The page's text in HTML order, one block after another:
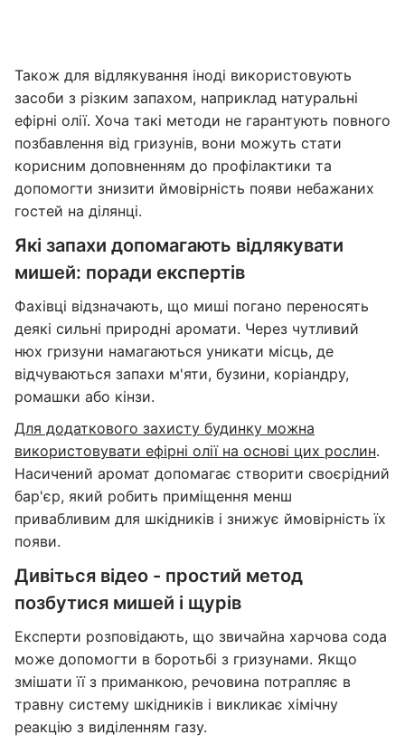
Також для відлякування іноді використовують
засоби з різким запахом, наприклад натуральні
ефірні олії. Хоча такі методи не гарантують повного
позбавлення від гризунів, вони можуть стати
корисним доповненням до профілактики та
допомогти знизити ймовірність появи небажаних
гостей на ділянці.
Які запахи допомагають відлякувати
мишей: поради експертів
Фахівці відзначають, що миші погано переносять
деякі сильні природні аромати. Через чутливий
нюх гризуни намагаються уникати місць, де
відчуваються запахи м'яти, бузини, коріандру,
ромашки або кінзи.
Для додаткового захисту будинку можна
використовувати ефірні олії на основі цих рослин.
Насичений аромат допомагає створити своєрідний
бар'єр, який робить приміщення менш
привабливим для шкідників і знижує ймовірність їх
появи.
Дивіться відео - простий метод
позбутися мишей і щурів
Експерти розповідають, що звичайна харчова сода
може допомогти в боротьбі з гризунами. Якщо
змішати її з приманкою, речовина потрапляє в
травну систему шкідників і викликає хімічну
реакцію з виділенням газу.